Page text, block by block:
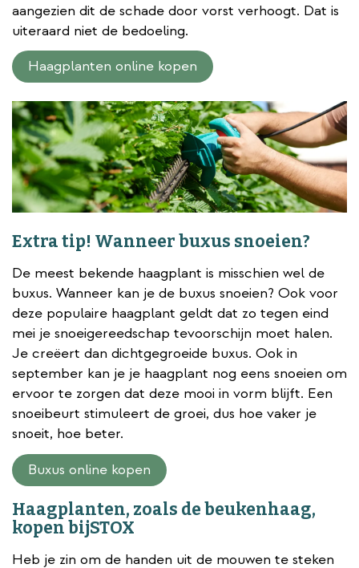
aangezien dit de schade door vorst verhoogt. Dat is
uiteraard niet de bedoeling.
Haagplanten online kopen
Extra tip! Wanneer buxus snoeien?
De meest bekende haagplant is misschien wel de
buxus. Wanneer kan je de buxus snoeien? Ook voor
deze populaire haagplant geldt dat zo tegen eind
mei je snoeigereedschap tevoorschijn moet halen.
Je creëert dan dichtgegroeide buxus. Ook in
september kan je je haagplant nog eens snoeien om
ervoor te zorgen dat deze mooi in vorm blijft. Een
snoeibeurt stimuleert de groei, dus hoe vaker je
snoeit, hoe beter.
Buxus online kopen
Haagplanten, zoals de beukenhaag,
kopen bijSTOX
Heb je zin om de handen uit de mouwen te steken